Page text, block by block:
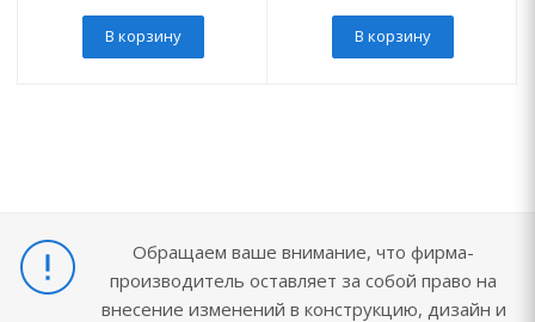
В корзину В корзину
Обращаем ваше внимание, что фирма-
производитель оставляет за собой право на
внесение изменений в конструкцию, дизайн и